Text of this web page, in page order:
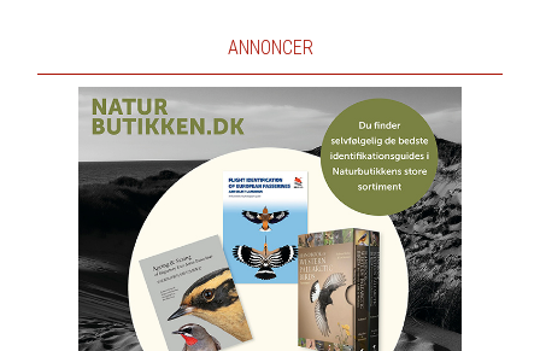
ANNONCER